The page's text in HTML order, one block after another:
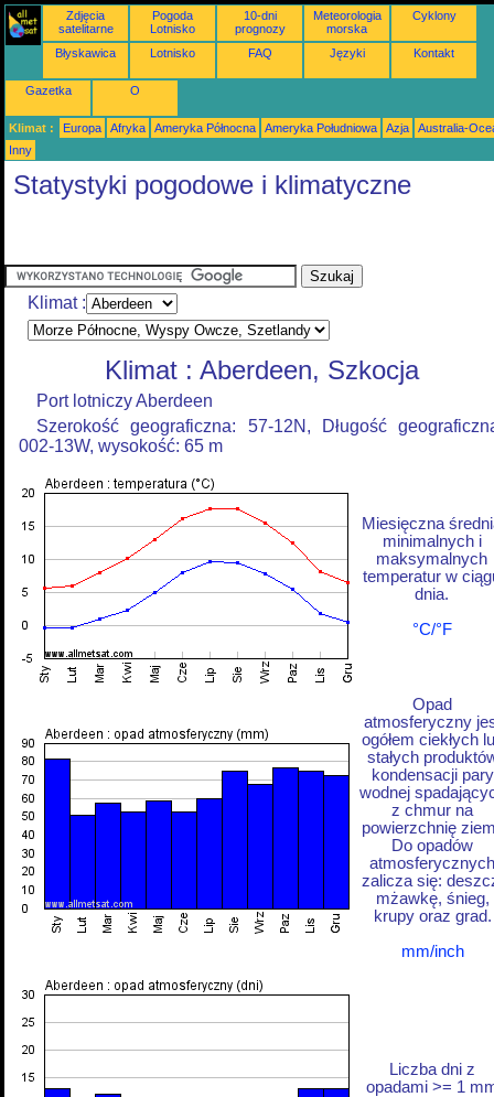
Zdjęcia
satelitarne
Pogoda
Lotnisko
10-dni
prognozy
Meteorologia
morska
Cyklony
Błyskawica Lotnisko FAQ Języki Kontakt
Gazetka O
Klimat : Europa Afryka Ameryka Północna Ameryka Południowa Azja
Australia-
Inny
Statystyki pogodowe i klimatyczne
Klimat :
Klimat : Aberdeen, Szkocja
Port lotniczy Aberdeen
Szerokość geograficzna: 57-12N, Długość
002-13W, wysokość: 65 m
Miesięczna
minimalnych i
maksymalnych
temperatur w
dnia.
°C/°F
Opad
atmosferyczny
ogółem ciekłych
stałych
kondensacji pary
wodnej
z chmur na
powierzchnię
Do opadów
atmosferycznych
zalicza się:
mżawkę, śnieg,
krupy oraz grad.
mm/inch
Liczba dni z
opadami >= 1